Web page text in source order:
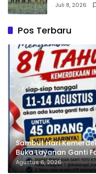
Juli 8, 2026
Pos Terbaru
Sambut Hari
Buka Layanan Ganti
Agustus 6, 2026